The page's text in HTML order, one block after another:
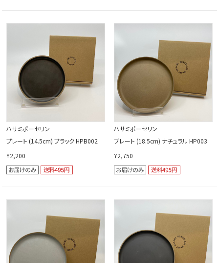
ハサミポーセリン
プレート (14.5cm) ブラック HPB002
¥2,200
ハサミポーセリン
プレート (18.5cm) ナチュラル HP003
¥2,750